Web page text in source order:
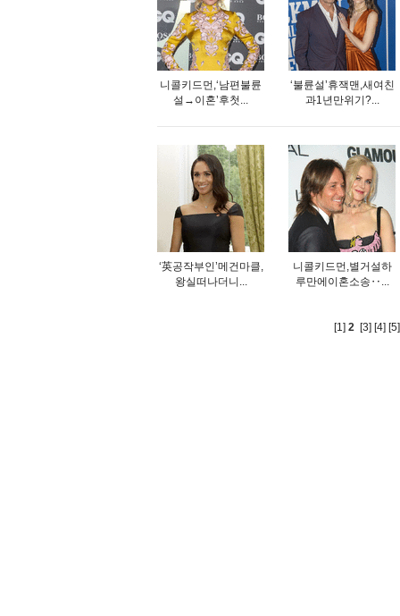
니콜키드먼,‘남편불륜
설→이혼’후첫...
‘불륜설’휴잭맨,새여친
과1년만위기?...
‘英공작부인’메건마클,
왕실떠나더니...
니콜키드먼,별거설하
루만에이혼소송‥...
[1] 2 [3] [4] [5]